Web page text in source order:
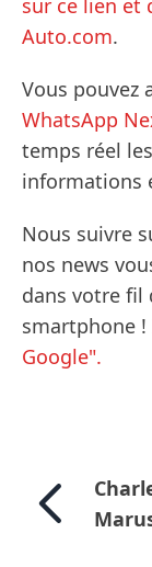
sur ce lien et
Auto.com.
Vous pouvez
WhatsApp
temps réel
informations
Nous suivre
nos news
dans votre fil
smartphone !
Google".